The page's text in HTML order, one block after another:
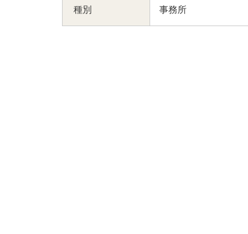
種別 事務所